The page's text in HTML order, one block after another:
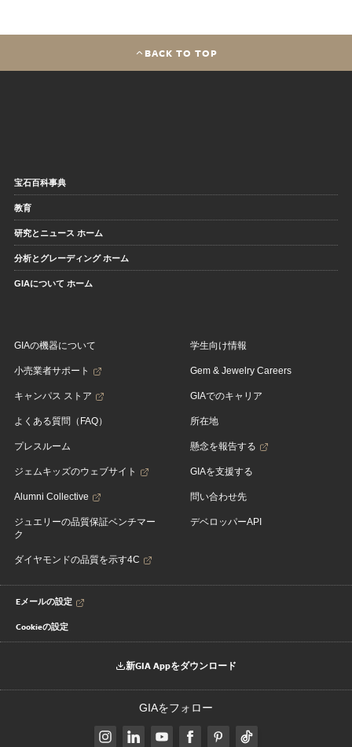
BACK TO TOP
宝石百科事典
教育
研究とニュース ホーム
分析とグレーディング ホーム
GIAについて ホーム
GIAの機器について
小売業者サポート
キャンパス ストア
よくある質問（FAQ）
プレスルーム
ジェムキッズのウェブサイト
Alumni Collective
ジュエリーの品質保証ベンチマー
ク
ダイヤモンドの品質を示す4C
学生向け情報
Gem & Jewelry Careers
GIAでのキャリア
所在地
懸念を報告する
GIAを支援する
問い合わせ先
デベロッパーAPI
Eメールの設定
Cookieの設定
新GIA Appをダウンロード
GIAをフォロー